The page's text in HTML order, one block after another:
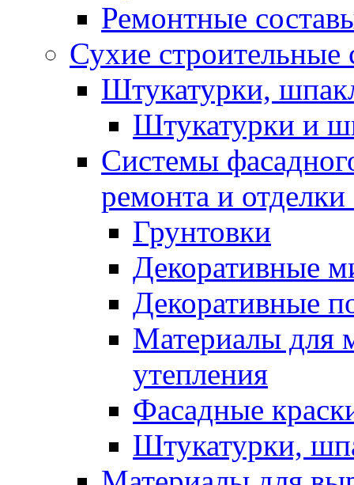
Ремонтные
Сухие
Штукатурки,
Штукатурки и
Системы
ремонта и отделки
Грунтовки
Декоративные
Декоративные
Материалы для
утепления
Фасадные
Штукатурки,